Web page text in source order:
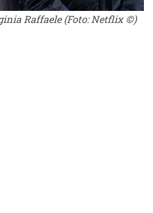
Raffaele (Foto: Netflix ©)